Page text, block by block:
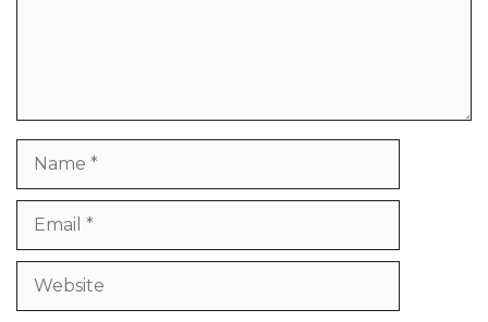
Website